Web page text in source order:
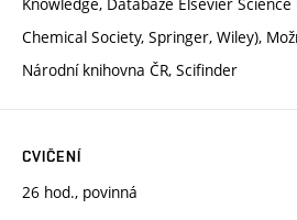
Chemical Society, Springer, Wiley),
Národní knihovna ČR, Scifinder
CVIČENÍ
26 hod., povinná